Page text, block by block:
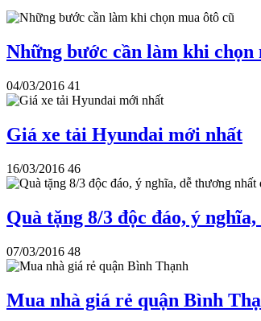
Những bước cần làm khi chọn
04/03/2016 41
Giá xe tải Hyundai mới nhất
16/03/2016 46
Quà tặng 8/3 độc đáo, ý
07/03/2016 48
Mua nhà giá rẻ quận Bình